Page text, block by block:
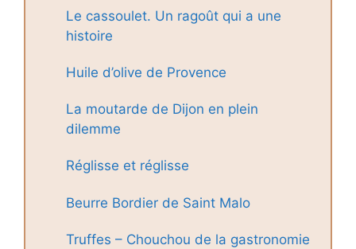
Le cassoulet. Un ragoût qui a une
histoire
Huile d’olive de Provence
La moutarde de Dijon en plein
dilemme
Réglisse et réglisse
Beurre Bordier de Saint Malo
Truffes – Chouchou de la gastronomie